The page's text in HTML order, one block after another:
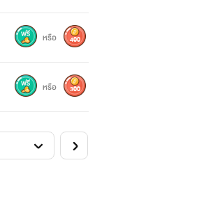
หรือ 400
หรือ 300